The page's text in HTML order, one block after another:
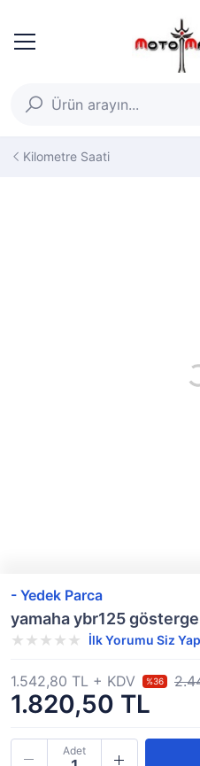
Kilometre Saati
- Yedek Parca
yamaha ybr125
İlk Yorumu Siz
1.820,50 TL
1.542,80 TL + KDV %36
Adet